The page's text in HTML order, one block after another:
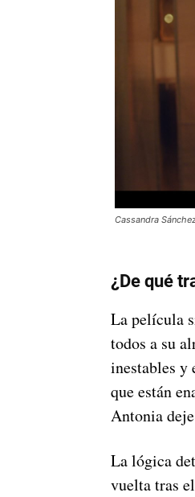
Cassandra
¿De qué
La película
todos a su
inestables y
que están
Antonia
La lógica
vuelta tras